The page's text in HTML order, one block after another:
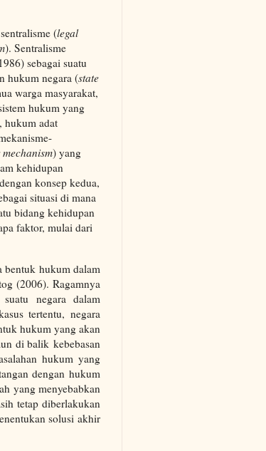
(legal
). Sentralisme
sebagai suatu
hukum negara (state
warga masyarakat,
hukum yang
hukum adat
) yang
kehidupan
konsep kedua,
situasi di mana
bidang kehidupan
faktor, mulai dari
bentuk hukum dalam
(2006). Ragamnya
negara dalam
tertentu, negara
hukum yang akan
di balik kebebasan
hukum yang
dengan hukum
yang menyebabkan
tetap diberlakukan
solusi akhir